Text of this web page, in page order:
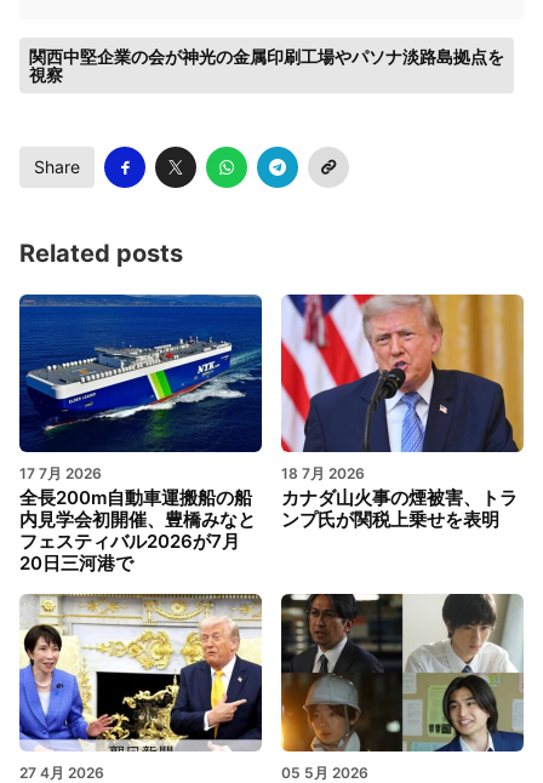
関西中堅企業の会が神光の金属印刷工場やパソナ淡路島拠点を
視察
Share
Related posts
17 7月 2026
全長200m自動車運搬船の船
内見学会初開催、豊橋みなと
フェスティバル2026が7月
20日三河港で
18 7月 2026
カナダ山火事の煙被害、トラ
ンプ氏が関税上乗せを表明
27 4月 2026 05 5月 2026